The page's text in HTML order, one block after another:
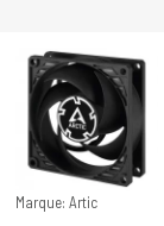
Marque: Artic